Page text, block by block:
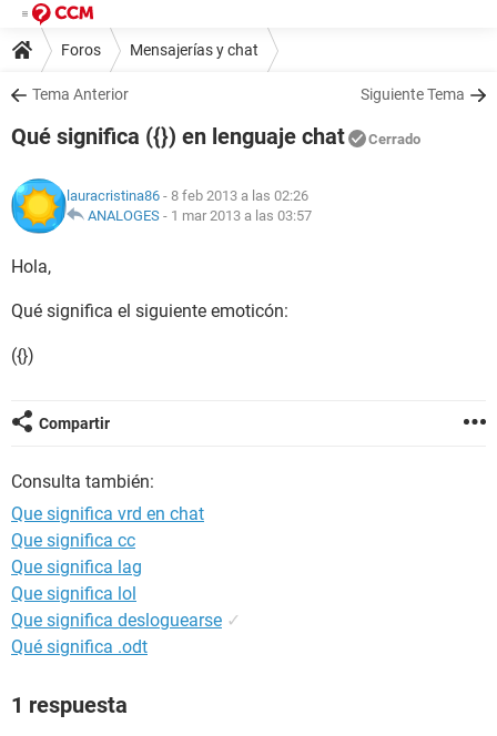
Foros Mensajerías y chat
Tema Anterior Siguiente Tema
Qué significa ({}) en lenguaje chat Cerrado
lauracristina86 - 8 feb 2013 a las 02:26
ANALOGES - 1 mar 2013 a las 03:57
Hola,
Qué significa el siguiente emoticón:
({})
Compartir
Consulta también:
Que significa vrd en chat
Que significa cc
Que significa lag
Que significa lol
Que significa desloguearse ✓
Qué significa .odt
1 respuesta